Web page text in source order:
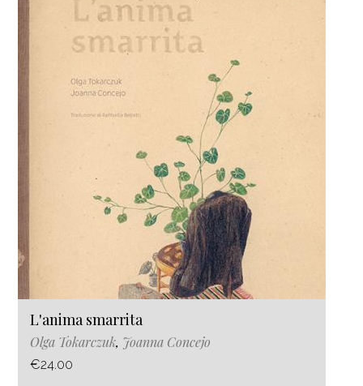
L'anima smarrita
Olga Tokarczuk, Joanna Concejo
€24.00